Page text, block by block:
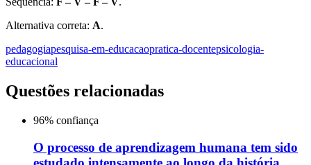
Alternativa correta: A.
pedagogiapesquisa-em-educacaopratica-docentepsicologia-
educacional
Questões relacionadas
96% confiança
O processo de aprendizagem humana tem sido